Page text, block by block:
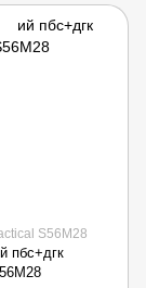
S56M28
пбс+дгк